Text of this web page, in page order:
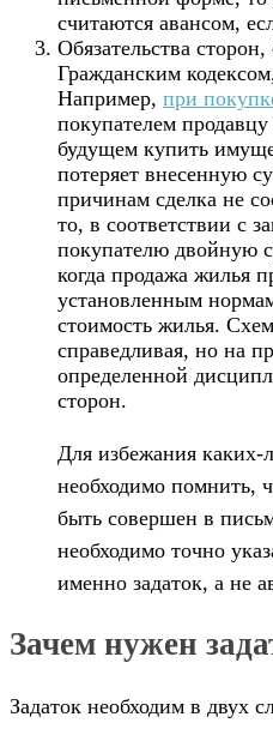
считаются авансом,
Обязательства
Гражданским
Например, при
покупателем
будущем купить
потеряет внесенную
причинам сделка не
то, в соответствии с
покупателю двойную
когда продажа жилья
установленным
стоимость жилья.
справедливая, но на
определенной
сторон.
Для избежания каких-
необходимо помнить,
быть совершен в
необходимо точно
именно задаток, а не
Зачем нужен
Задаток необходим в двух